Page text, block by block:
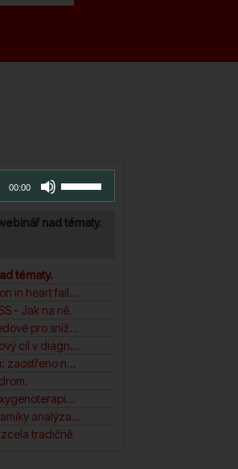
00:00
zvýšíte
hlasitosti.
nad tématy.
tématy.
2. PW 2024-01-16 - How to treat congestion in heart failure?
- Jak na ně.
4. PW 2024-01-31 - Přínos kyseliny bempedové pro snížení KV rizika pacientů. N
5. PW 2024-04-03 - HFpEF jako nový klíčový cíl v diagnosticea léčbě srdečního selhání.
6. PW 2024-01-10 - Genetika v kardiologii: zaostřeno na (ne)dilatační a arytmogenní kardiomyopatii pravé komory.
8. PW 2024-04-24 - Principy high-flow oxygenoterapie v intenzivní péči. N
9. PW 2023-01-18 - Monitorace hemodynamiky analýza arteriální křivky.
tradičně